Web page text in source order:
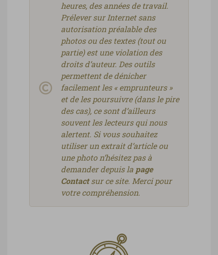
heures, des années de travail.
Prélever sur Internet sans
autorisation préalable des
photos ou des textes (tout ou
partie) est une violation des
droits d’auteur. Des outils
permettent de dénicher
facilement les « emprunteurs »
et de les poursuivre (dans le pire
des cas), ce sont d’ailleurs
souvent les lecteurs qui nous
alertent. Si vous souhaitez
utiliser un extrait d’article ou
une photo n’hésitez pas à
demander depuis la page
Contactsur ce site. Merci pour
votre compréhension.